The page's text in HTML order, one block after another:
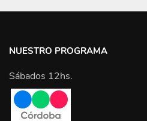
NUESTRO PROGRAMA
Sábados 12hs.